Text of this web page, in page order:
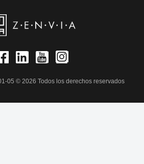
05 © 2026 Todos los derechos reservados